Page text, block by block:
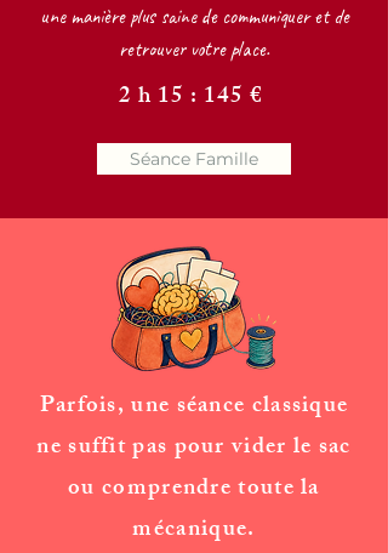
une manière plus saine de communiquer et de
retrouver votre place.
2 h 15 : 145 €
Séance Famille
Parfois, une séance classique
ne suffit pas pour vider le sac
ou comprendre toute la
mécanique.